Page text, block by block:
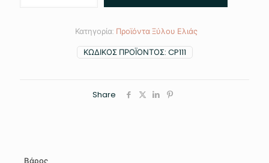
ΚΩΔΙΚΌΣ ΠΡΟΪΌΝΤΟΣ: CP111
Κατηγορία: Προϊόντα Ξύλου Ελιάς
Share